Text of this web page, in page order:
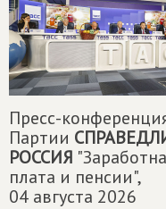
Пресс-
Партии
РОССИЯ
плата и пенсии",
04 августа 2026